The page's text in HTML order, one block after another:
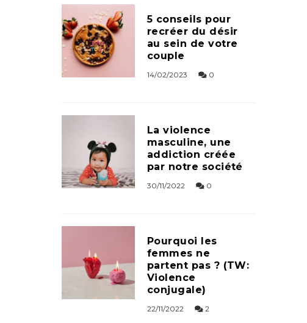
5 conseils pour
recréer du désir
au sein de votre
couple
14/02/2023 0
La violence
masculine, une
addiction créée
par notre société
30/11/2022 0
Pourquoi les
femmes ne
partent pas ? (TW:
Violence
conjugale)
22/11/2022 2